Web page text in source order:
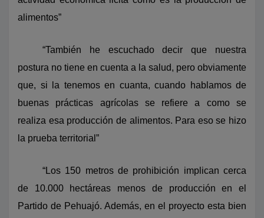
alimentos”
“También he escuchado decir que nuestra
postura no tiene en cuenta a la salud, pero obviamente
que, si la tenemos en cuanta, cuando hablamos de
buenas prácticas agrícolas se refiere a como se
realiza esa producción de alimentos. Para eso se hizo
la prueba territorial”
“Los 150 metros de prohibición implican cerca
de 10.000 hectáreas menos de producción en el
Partido de Pehuajó. Además, en el proyecto esta bien